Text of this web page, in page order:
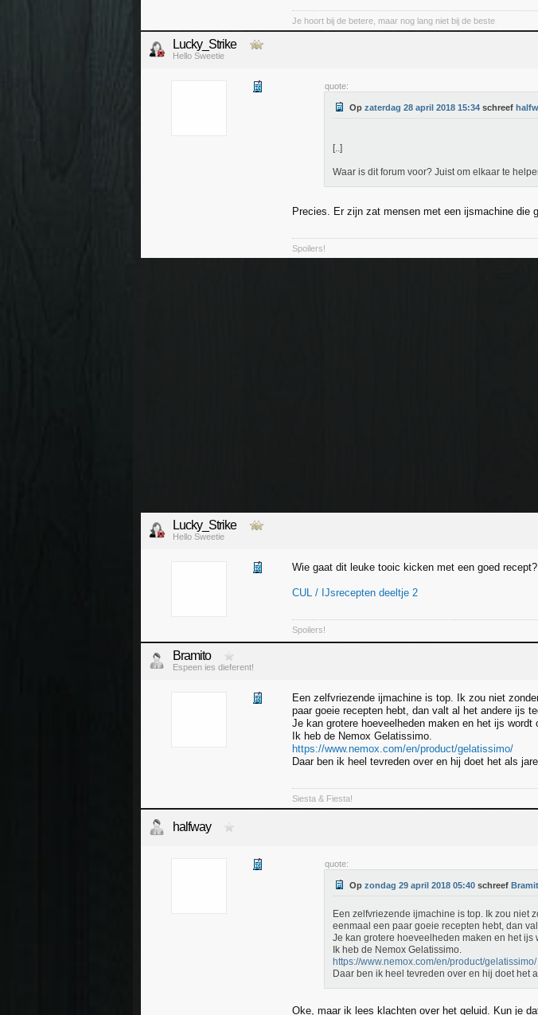
Je hoort bij de betere, maar nog lang niet bij de beste
Lucky_Strike
Hello Sweetie
quote:
Op zaterdag 28 april 2018 15:34 schreef
[..]
Waar is dit forum voor? Juist om elkaar te
Precies. Er zijn zat mensen met een ijsmachine die
Spoilers!
Lucky_Strike
Hello Sweetie
Wie gaat dit leuke tooic kicken met een goed recept?
CUL / IJsrecepten deeltje 2
Spoilers!
Bramito
Espeen ies dieferent!
Een zelfvriezende ijmachine is top. Ik zou niet
paar goeie recepten hebt, dan valt al het andere ijs
Je kan grotere hoeveelheden maken en het ijs wordt
Ik heb de Nemox Gelatissimo.
https://www.nemox.com/en/product/gelatissimo/
Daar ben ik heel tevreden over en hij doet het als
Siesta & Fiesta!
halfway
quote:
Op zondag 29 april 2018 05:40 schreef
Een zelfvriezende ijmachine is top. Ik zou niet
eenmaal een paar goeie recepten hebt, dan
Je kan grotere hoeveelheden maken en het ijs
Ik heb de Nemox Gelatissimo.
https://www.nemox.com/en/product/gelatissimo/
Daar ben ik heel tevreden over en hij doet het
Oke, maar ik lees klachten over het geluid. Kun je